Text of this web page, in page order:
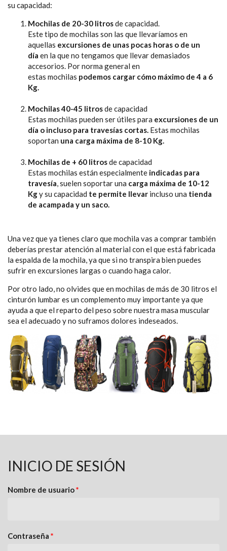
su capacidad:
Mochilas de 20-30 litrosde capacidad.
Este tipo de mochilas son las que llevaríamos en
aquellas excursiones de unas pocas horas o de un
día en la que no tengamos que llevar demasiados
accesorios. Por norma general en
estas mochilas podemos cargar cómo máximo de 4 a 6
Kg.
Mochilas 40-45 litrosde capacidad
​Estas mochilas pueden ser útiles para excursiones de un
día o incluso para travesías cortas. Estas mochilas
soportan una carga máxima de 8-10 Kg.
Mochilas de + 60 litrosde capacidad
​Estas mochilas están especialmente indicadas para
travesía, suelen soportar una carga máxima de 10-12
Kgy su capacidad te permite llevar incluso una tienda
de acampada y un saco.
Una vez que ya tienes claro que mochila vas a comprar también
deberías prestar atención al material con el que está fabricada
la espalda de la mochila, ya que si no transpira bien puedes
sufrir en excursiones largas o cuando haga calor.
Por otro lado, no olvides que en mochilas de más de 30 litros el
cinturón lumbar es un complemento muy importante ya que
ayuda a que el reparto del peso sobre nuestra masa muscular
sea el adecuado y no suframos dolores indeseados.
INICIO DE SESIÓN
Nombre de usuario*
Contraseña *